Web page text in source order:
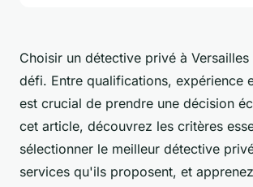
Choisir un détective privé à
défi. Entre qualifications, expérience
est crucial de prendre une décision
cet article, découvrez les critères
sélectionner le meilleur détective
services qu'ils proposent, et